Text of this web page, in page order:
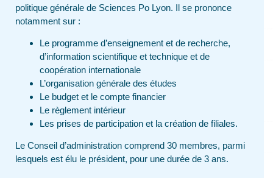
politique générale de Sciences Po Lyon. Il se prononce
notamment sur :
Le programme d’enseignement et de recherche,
d’information scientifique et technique et de
coopération internationale
L’organisation générale des études
Le budget et le compte financier
Le règlement intérieur
Les prises de participation et la création de filiales.
Le Conseil d’administration comprend 30 membres, parmi
lesquels est élu le président, pour une durée de 3 ans.